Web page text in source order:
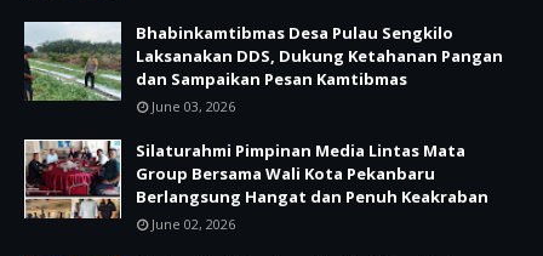
Bhabinkamtibmas Desa Pulau Sengkilo
Laksanakan DDS, Dukung Ketahanan Pangan
dan Sampaikan Pesan Kamtibmas
June 03, 2026
Silaturahmi Pimpinan Media Lintas Mata
Group Bersama Wali Kota Pekanbaru
Berlangsung Hangat dan Penuh Keakraban
June 02, 2026